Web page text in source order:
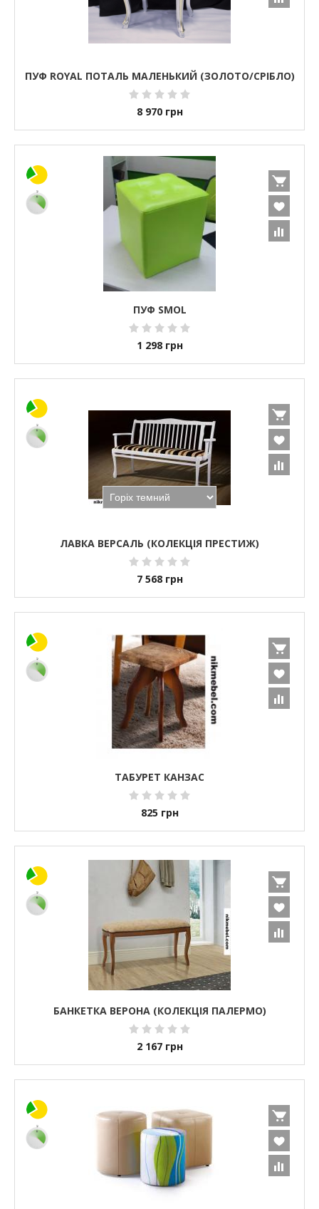
ПУФ ROYAL ПОТАЛЬ МАЛЕНЬКИЙ (ЗОЛОТО/СРІБЛО)
8 970 грн
ПУФ SMOL
1 298 грн
ЛАВКА ВЕРСАЛЬ (КОЛЕКЦІЯ ПРЕСТИЖ)
7 568 грн
ТАБУРЕТ КАНЗАС
825 грн
БАНКЕТКА ВЕРОНА (КОЛЕКЦІЯ ПАЛЕРМО)
2 167 грн